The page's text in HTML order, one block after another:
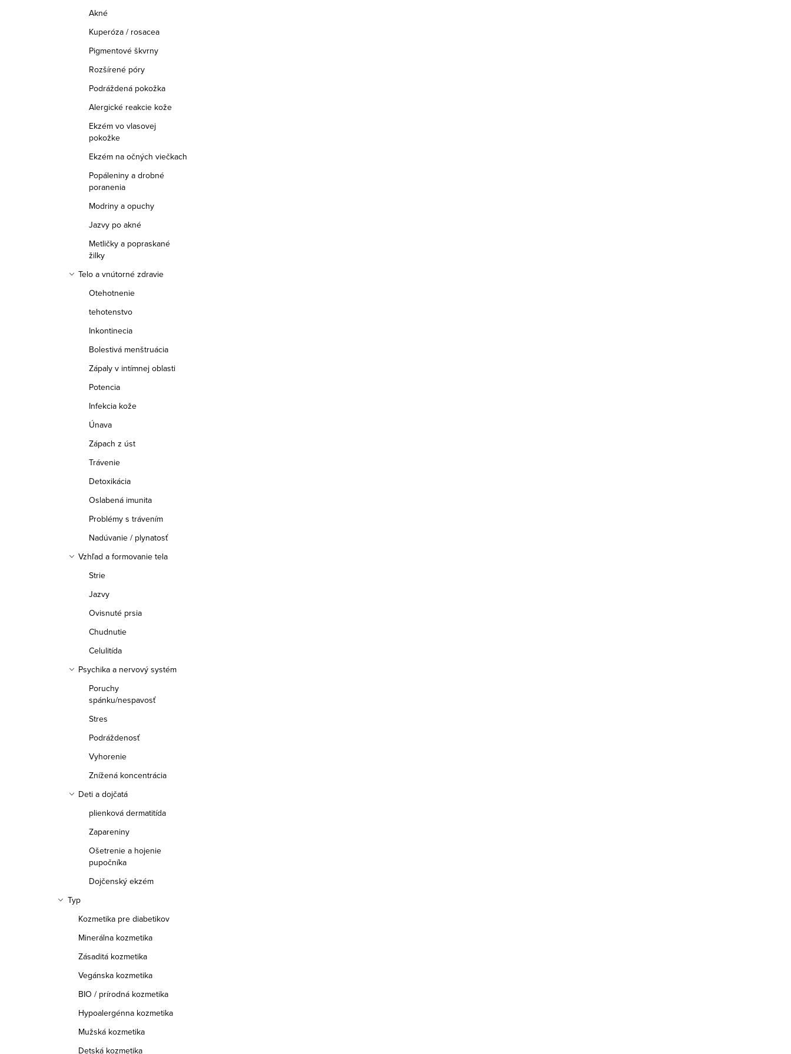
Akné
Kuperóza / rosacea
Pigmentové škvrny
Rozšírené póry
Podráždená pokožka
Alergické reakcie kože
Ekzém vo vlasovej
pokožke
Ekzém na očných viečkach
Popáleniny a drobné
poranenia
Modriny a opuchy
Jazvy po akné
Metličky a popraskané
žilky
Telo a vnútorné zdravie
Otehotnenie
tehotenstvo
Inkontinecia
Bolestivá menštruácia
Zápaly v intímnej oblasti
Potencia
Infekcia kože
Únava
Zápach z úst
Trávenie
Detoxikácia
Oslabená imunita
Problémy s trávením
Nadúvanie / plynatosť
Vzhľad a formovanie tela
Strie
Jazvy
Ovisnuté prsia
Chudnutie
Celulitída
Psychika a nervový systém
Poruchy
spánku/nespavosť
Stres
Podráždenosť
Vyhorenie
Znížená koncentrácia
Deti a dojčatá
plienková dermatitída
Zapareniny
Ošetrenie a hojenie
pupočníka
Dojčenský ekzém
Typ
Kozmetika pre diabetikov
Minerálna kozmetika
Zásaditá kozmetika
Vegánska kozmetika
BIO / prírodná kozmetika
Hypoalergénna kozmetika
Mužská kozmetika
Detská kozmetika